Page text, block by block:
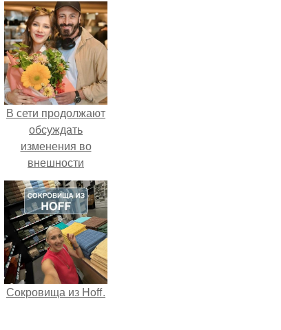
В сети продолжают
обсуждать
изменения во
внешности
актрисы.
Сокровища из Hoff.